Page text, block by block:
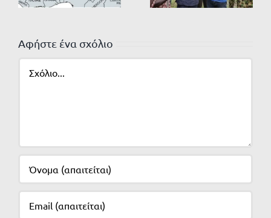
Αφήστε ένα σχόλιο